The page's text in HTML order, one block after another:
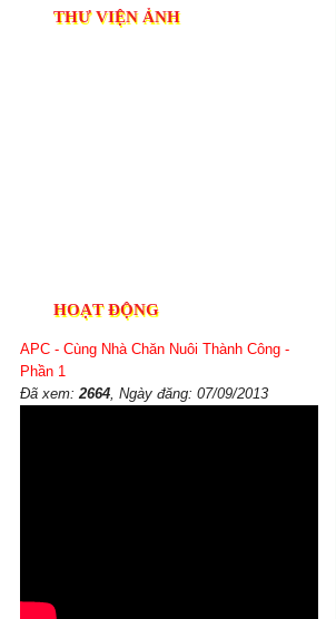
THƯ VIỆN ẢNH
HOẠT ĐỘNG
APC - Cùng Nhà Chăn Nuôi Thành Công -
Phần 1
Đã xem:2664, Ngày đăng: 07/09/2013